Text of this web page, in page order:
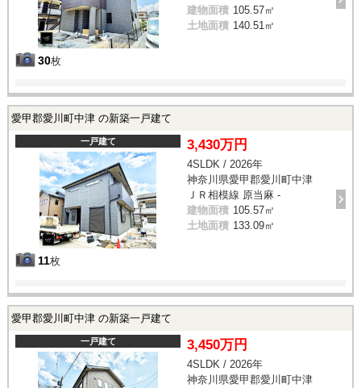
30枚
建物面積 105.57㎡
土地面積 140.51㎡
愛甲郡愛川町中津 の新築一戸建て
一戸建て
11枚
3,430万円
4SLDK / 2026年
神奈川県愛甲郡愛川町中津
ＪＲ相模線 原当麻 -
建物面積 105.57㎡
土地面積 133.09㎡
愛甲郡愛川町中津 の新築一戸建て
一戸建て 3,450万円
4SLDK / 2026年
神奈川県愛甲郡愛川町中津